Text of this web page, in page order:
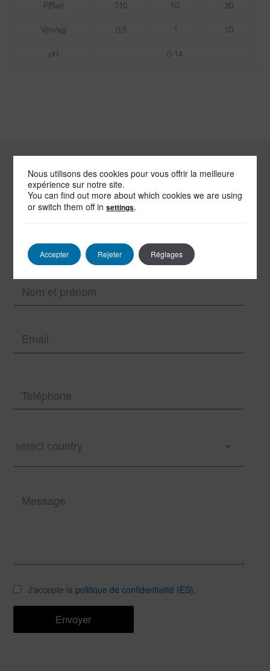
P(Bar) 310 50 20
V(m/sg) 0,5 1 10
pH 0-14
ENVOYEZ-NOUS
UN MESSAGE
J'accepte la politique de confidentialité (ES).
Nous utilisons des cookies pour vous offrir la meilleure
expérience sur notre site.
You can find out more about which cookies we are using
or switch them off insettings.
Accepter Rejeter Réglages